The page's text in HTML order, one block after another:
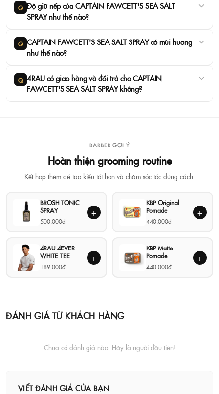
khoái đặc trưng của biển cả.
Dễ sử dụng: Xịt lên tóc ẩm hoặc khô, tạo kiểu bằng tay và
❗Thương hiệu Captain fawcett
❗Xuất xứ: USA
- Sản phẩm 100% giống mô tả
- Cam kết chính hãng 100%
Q Độ giữ nếp của CAPTAIN FAWCETT'S SEA SALT
SPRAY như thế nào?
Q CAPTAIN FAWCETT'S SEA SALT SPRAY có mùi hương
như thế nào?
Q 4RAU có giao hàng và đổi trả cho CAPTAIN
FAWCETT'S SEA SALT SPRAY không?
BARBER GỢI Ý
Hoàn thiện grooming routine
Kết hợp thêm để tạo kiểu tốt hơn và chăm sóc tóc đúng cách.
BROSH TONIC
SPRAY
500.000đ
+
KBP Original
Pomade
440.000đ
+
4RAU 4EVER
WHITE TEE
189.000đ
+
KBP Matte
Pomade
440.000đ
+
ĐÁNH GIÁ TỪ KHÁCH HÀNG
Chưa có đánh giá nào. Hãy là người đầu tiên!
VIẾT ĐÁNH GIÁ CỦA BẠN